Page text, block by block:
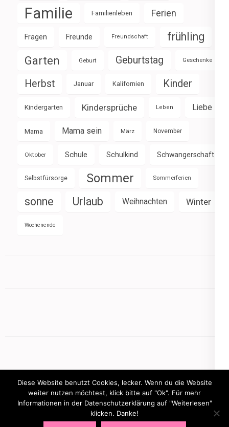
Familie Familienleben Ferien
Fragen Freunde Freundschaft frühling
Garten Geburt Geburtstag Geschenke
Herbst Januar Kalifornien Kinder
Kindergarten Kindersprüche Leben Liebe
Mama Mama sein März November
Oktober Schule Schulkind Schwangerschaft
Selbstfürsorge Sommer Sommerferien
sonne Urlaub Weihnachten Winter
Wochenende
mamasbusiness.de
Diese Website benutzt Cookies, lecker. Wenn du die Website
weiter nutzen möchtest, klick bitte auf "Ok". Für mehr
Informationen in der Datenschutzerklärung auf "Weiterlesen"
klicken. Danke!